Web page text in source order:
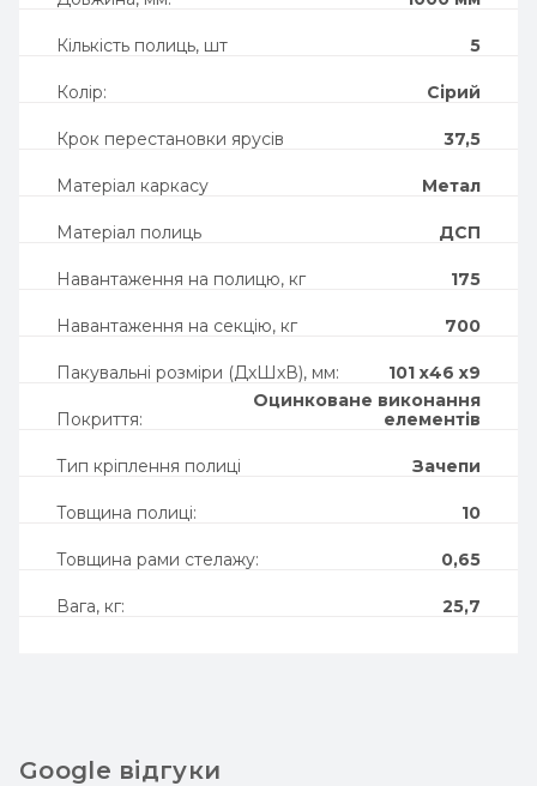
Кількість полиць, шт 5
Колір: Сірий
Крок перестановки ярусів 37,5
Матеріал каркасу Метал
Матеріал полиць ДСП
Навантаження на полицю, кг 175
Навантаження на секцію, кг 700
Пакувальні розміри (ДхШхВ), мм: 101 х46 х9
Покриття:
Оцинковане виконання
елементів
Тип кріплення полиці Зачепи
Товщина полиці: 10
Товщина рами стелажу: 0,65
Вага, кг: 25,7
Google відгуки